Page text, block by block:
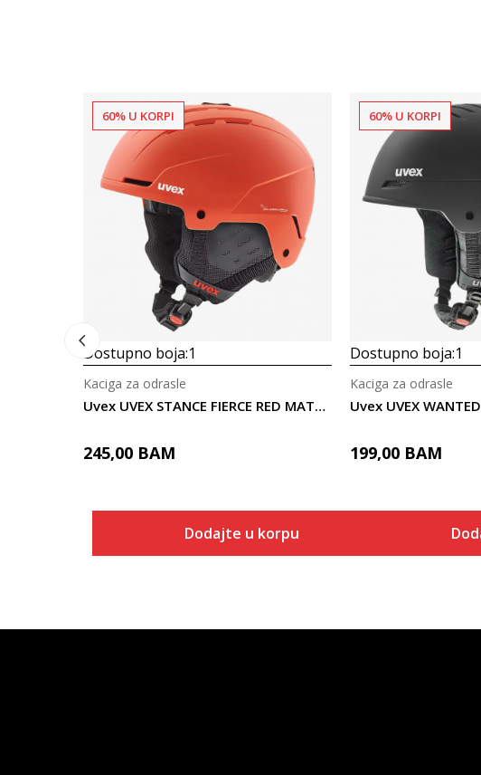
60% U KORPI
Dostupno boja:1
Uvex UVEX STANCE FIERCE RED MATT 54-58
Kaciga za odrasle
245,00 BAM
Dodajte u korpu
60% U KORPI
Dostupno boja:1
Kaciga za odrasle
199,00 BAM